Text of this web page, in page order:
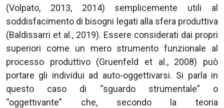
(Volpato, 2013, 2014) semplicemente utili al
soddisfacimento di bisogni legati alla sfera produttiva
(Baldissarri et al., 2019). Essere considerati dai propri
superiori come un mero strumento funzionale al
processo produttivo (Gruenfeld et al., 2008) può
portare gli individui ad auto-oggettivarsi. Si parla in
questo caso di “sguardo strumentale” o
“oggettivante” che, secondo la teoria